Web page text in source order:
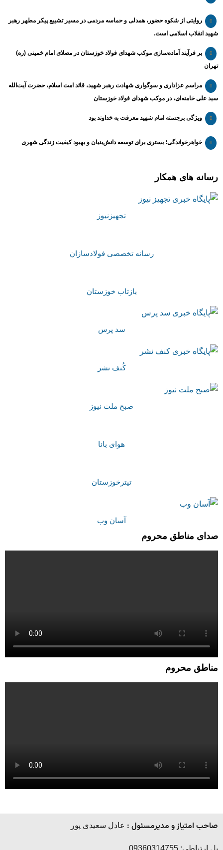
روایتی از شکوه حضور، همدلی و حماسه مردمی در مسیر تشییع پیکر مطهر رهبر
شهید انقلاب اسلامی است.
بر فرآیند آماده‌سازی موکب شهدای فولاد خوزستان در مصلای امام خمینی (ره)
تهران
مراسم عزاداری و سوگواری شهادت رهبر شهید، قائد امت اسلام، حضرت آیت‌الله
سید علی خامنه‌ای، در موکب شهدای فولاد خوزستان
ویژگی برجسته امام شهید معرفت به خداوند بود
خواهرخواندگی؛ بستری برای توسعه دانش‌بنیان و بهبود کیفیت زندگی شهری
رسانه های همکار
تجهیزنیوز
رسانه تخصصی فولادسازان
بازتاب خوزستان
سد پرس
کُنف نشر
صبح ملت نیوز
هوای بانا
تیترخوزستان
آسان وب
صدای مناطق محروم
مناطق محروم
صاحب امتیاز و مدیرمسئول : عادل سعیدی پور
پل ارتباطی: 09360314755